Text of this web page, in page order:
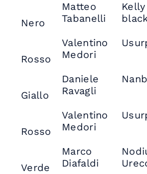
Nero
Matteo
Tabanelli
Rosso
Valentino
Medori
Giallo
Daniele
Ravagli
Rosso
Valentino
Medori
Verde
Marco
Diafaldi